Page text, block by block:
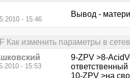
- 15:46
Вывод -
Как изменить параметры в
- 15:53
9-ZPV >8-
10-ZPV >на